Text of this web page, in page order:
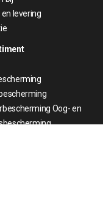
levering
Oog- en